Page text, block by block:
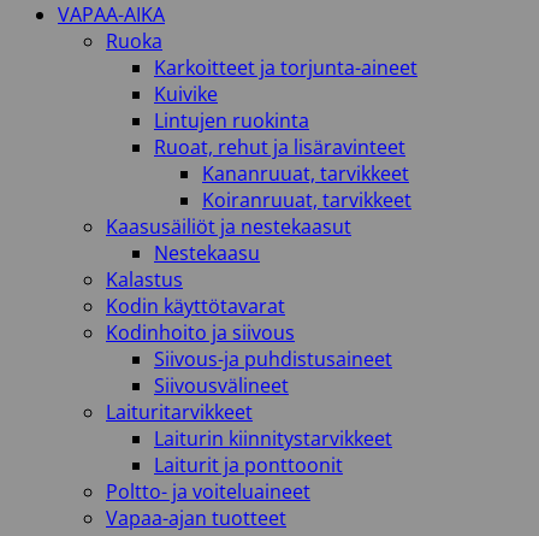
VAPAA-AIKA
Ruoka
Karkoitteet ja torjunta-aineet
Kuivike
Lintujen ruokinta
Ruoat, rehut ja lisäravinteet
Kananruuat, tarvikkeet
Koiranruuat, tarvikkeet
Kaasusäiliöt ja nestekaasut
Nestekaasu
Kalastus
Kodin käyttötavarat
Kodinhoito ja siivous
Siivous-ja puhdistusaineet
Siivousvälineet
Laituritarvikkeet
Laiturin kiinnitystarvikkeet
Laiturit ja ponttoonit
Poltto- ja voiteluaineet
Vapaa-ajan tuotteet